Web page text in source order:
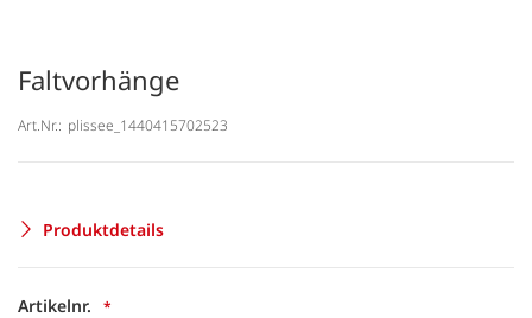
Faltvorhänge
Art.Nr.: plissee_1440415702523
Produktdetails
Artikelnr.